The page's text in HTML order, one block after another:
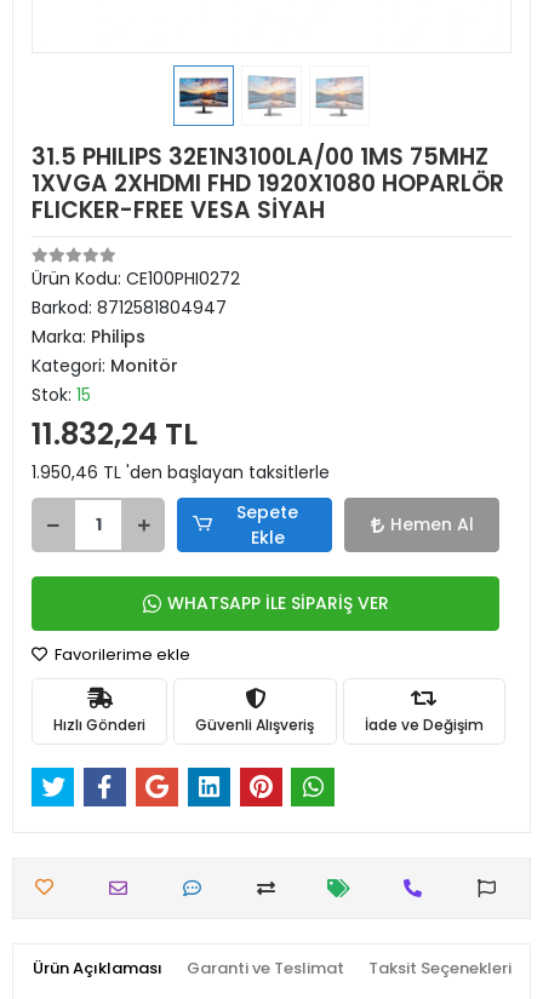
31.5 PHILIPS 32E1N3100LA/00 1MS 75MHZ
1XVGA 2XHDMI FHD 1920X1080 HOPARLÖR
FLICKER-FREE VESA SİYAH
Ürün Kodu: CE100PHI0272
Barkod: 8712581804947
Marka: Philips
Kategori: Monitör
Stok: 15
11.832,24 TL
1.950,46 TL 'den başlayan taksitlerle
Sepete
Ekle
Hemen Al
WHATSAPP İLE SİPARİŞ VER
Favorilerime ekle
Hızlı Gönderi Güvenli Alışveriş İade ve Değişim
Ürün Açıklaması Garanti ve Teslimat Taksit Seçenekleri